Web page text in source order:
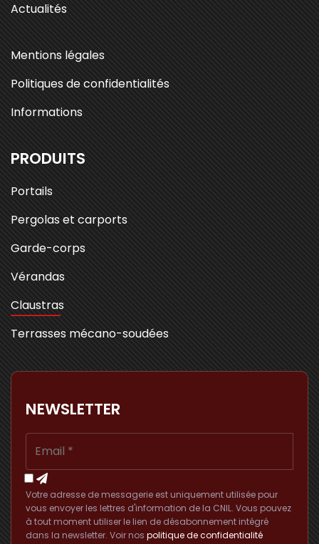
Actualités
Mentions légales
Politiques de confidentialités
Informations
PRODUITS
Portails
Pergolas et carports
Garde-corps
Vérandas
Claustras
Terrasses mécano-soudées
NEWSLETTER
Votre adresse de messagerie est uniquement utilisée pour
vous envoyer les lettres d'information de la CNIL. Vous pouvez
à tout moment utiliser le lien de désabonnement intégré
dans la newsletter. Voir nos politique de confidentialité